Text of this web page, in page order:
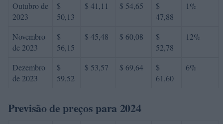
Outubro de
2023
$
50,13
$ 41,11 $ 54,65
$
47,88
1%
Novembro
de 2023
$
56,15
$ 45,48 $ 60,08
$
52,78
12%
Dezembro
de 2023
$
59,52
$ 53,57 $ 69,64
$
61,60
6%
Previsão de preços para 2024